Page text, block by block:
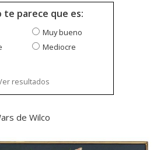
te parece que es:
Muy bueno
Mediocre
resultados
de Wilco